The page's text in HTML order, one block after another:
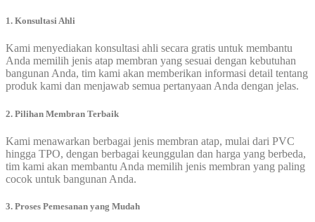
1. Konsultasi Ahli
Kami menyediakan konsultasi ahli secara gratis untuk membantu
Anda memilih jenis atap membran yang sesuai dengan kebutuhan
bangunan Anda, tim kami akan memberikan informasi detail tentang
produk kami dan menjawab semua pertanyaan Anda dengan jelas.
2. Pilihan Membran Terbaik
Kami menawarkan berbagai jenis membran atap, mulai dari PVC
hingga TPO, dengan berbagai keunggulan dan harga yang berbeda,
tim kami akan membantu Anda memilih jenis membran yang paling
cocok untuk bangunan Anda.
3. Proses Pemesanan yang Mudah